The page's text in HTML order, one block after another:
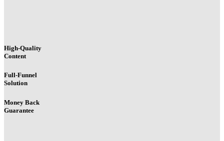
High-Quality
Content
Full-Funnel
Solution
Money Back
Guarantee